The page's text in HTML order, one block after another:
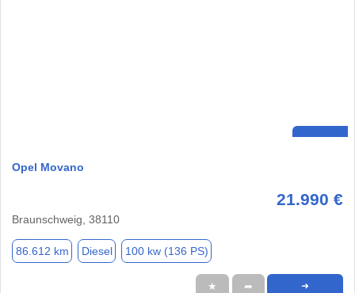
Opel Movano
21.990 €
Braunschweig, 38110
86.612 km Diesel 100 kw (136 PS)
★ ➦ ➜